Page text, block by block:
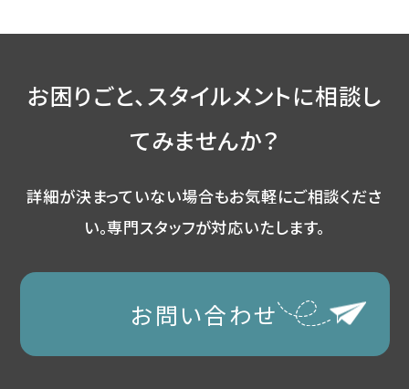
お困りごと、スタイルメントに相談し
てみませんか？
詳細が決まっていない場合もお気軽にご相談くださ
い。専門スタッフが対応いたします。
お問い合わせ